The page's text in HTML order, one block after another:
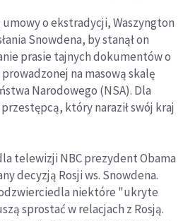
umowy o ekstradycji, Waszyngton
Snowdena, by stanął on
prasie tajnych dokumentów o
na masową skalę
Narodowego (NSA). Dla
który naraził swój kraj
telewizji NBC prezydent Obama
decyzją Rosji ws. Snowdena.
niektóre "ukryte
sprostać w relacjach z Rosją.